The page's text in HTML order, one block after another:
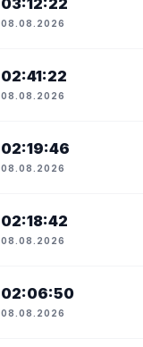
03:12:22
08.08.2026
02:41:22
08.08.2026
02:19:46
08.08.2026
02:18:42
08.08.2026
02:06:50
08.08.2026